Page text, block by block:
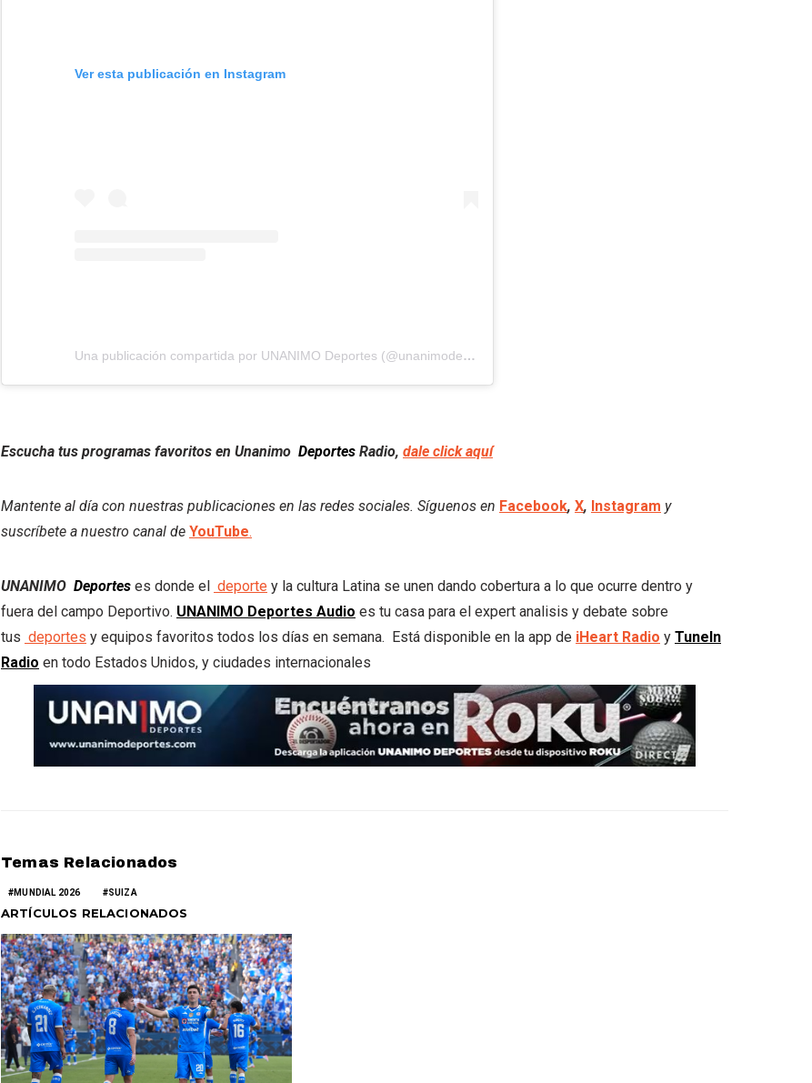
Ver esta publicación en Instagram
Una publicación compartida por UNANIMO Deportes (@unanimodeportes)
Escucha tus programas favoritos en Unanimo Deportes Radio, dale click aquí
Mantente al día con nuestras publicaciones en las redes sociales. Síguenos en Facebook, X, Instagram y
suscríbete a nuestro canal de YouTube.
UNANIMO Deportes es donde el deporte y la cultura Latina se unen dando cobertura a lo que ocurre dentro y
fuera del campo Deportivo. UNANIMO Deportes Audio es tu casa para el expert analisis y debate sobre
tus deportes y equipos favoritos todos los días en semana. Está disponible en la app de iHeart Radio y TuneIn
Radio en todo Estados Unidos, y ciudades internacionales
Temas Relacionados
MUNDIAL 2026 SUIZA
ARTÍCULOS RELACIONADOS